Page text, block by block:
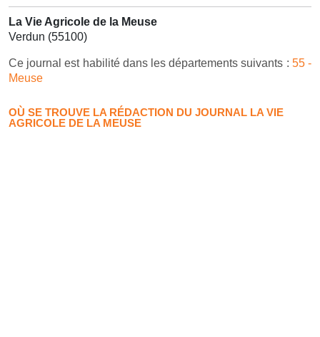
La Vie Agricole de la Meuse
Verdun (55100)
Ce journal est habilité dans les départements suivants : 55 -
Meuse
OÙ SE TROUVE LA RÉDACTION DU JOURNAL LA VIE
AGRICOLE DE LA MEUSE